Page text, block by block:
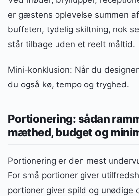
er gæstens oplevelse summen
buffeten, tydelig skiltning, nok
står tilbage uden et reelt måltid.
Mini-konklusion: Når du
du også kø, tempo og tryghed.
Portionering: sådan
mæthed, budget og
Portionering er den mest
For små portioner giver
portioner giver spild og unødige